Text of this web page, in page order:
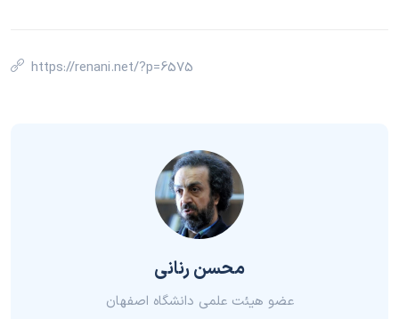
https://renani.net/?p=6575
محسن رنانی
عضو هیئت علمی دانشگاه اصفهان